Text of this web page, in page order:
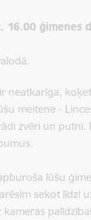
16.00 ģimenes
neatkarīga,
meitene -
zvēri un putni.
lūšu
sekot līdzi